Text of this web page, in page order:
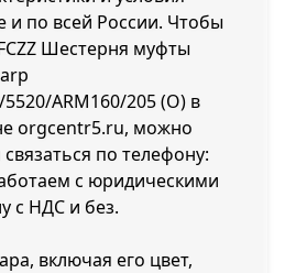
и по всей России. Чтобы
Шестерня муфты
ARM160/205 (O) в
orgcentr5.ru, можно
по телефону:
с юридическими
с НДС и без.
включая его цвет,